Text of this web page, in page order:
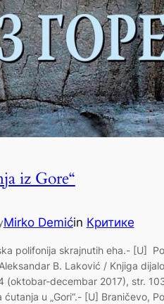
iz Gore“
Mirko Demićin Критике
polifonija skrajnutih eha.- [U]
B. Laković / Knjiga
(oktobar-decembar 2017), str.
u „Gori“.- [U] Braničevo,